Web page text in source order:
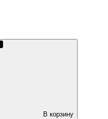
В корзину